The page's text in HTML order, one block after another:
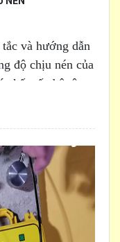
và hướng dẫn
độ chịu nén của
kết cấu bê tông
5574:2012.